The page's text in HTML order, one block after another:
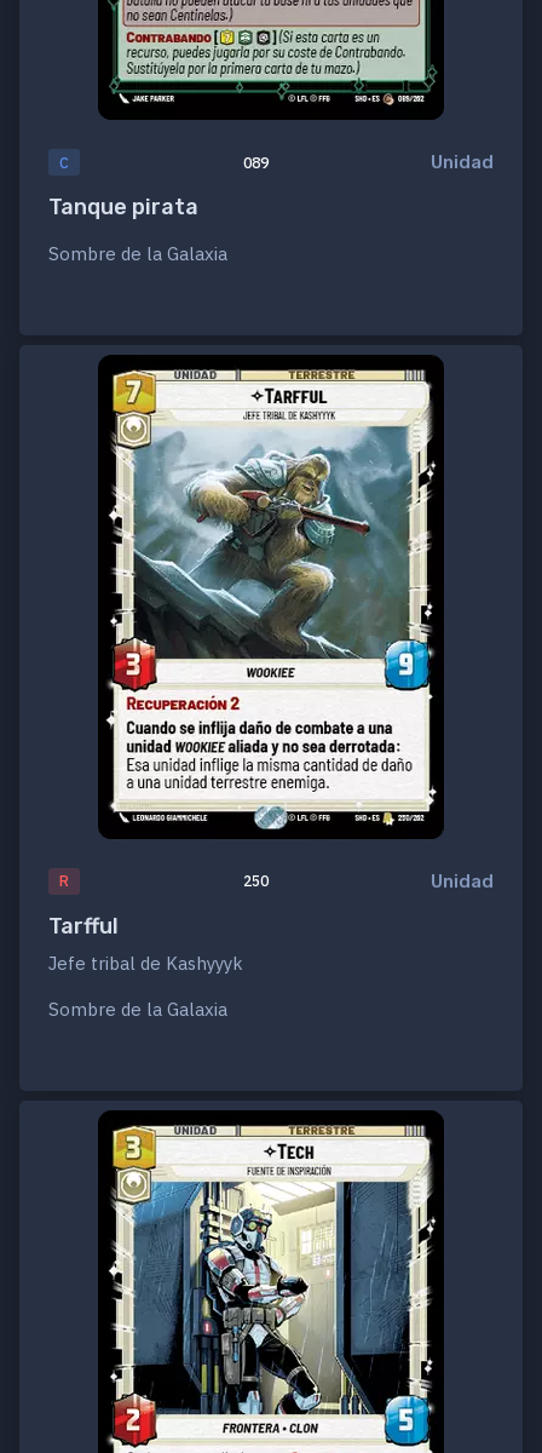
C 089 Unidad
Tanque pirata
Sombre de la Galaxia
R 250 Unidad
Tarfful
Jefe tribal de Kashyyyk
Sombre de la Galaxia